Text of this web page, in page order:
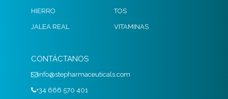
HIERRO
JALEA REAL
TOS
VITAMINAS
CONTÁCTANOS
info@stepharmaceuticals.com
+34 666 570 401